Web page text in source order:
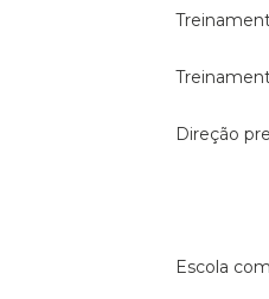
direção
escola